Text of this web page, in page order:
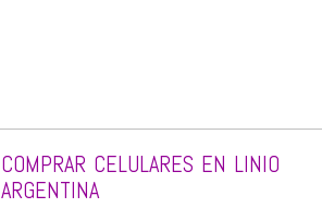
COMPRAR CELULARES EN LINIO
ARGENTINA